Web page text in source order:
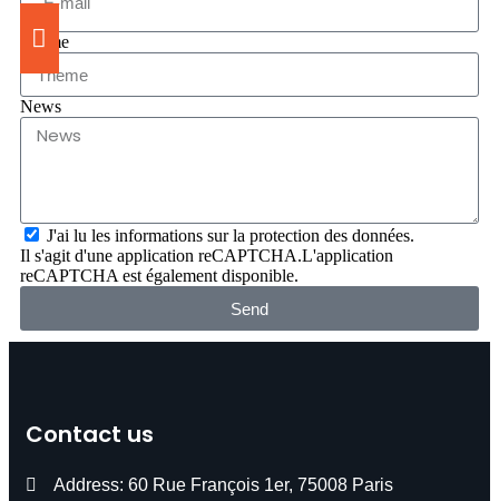
Theme
News
J'ai lu les informations sur la protection des données.
Il s'agit d'une application reCAPTCHA.L'application
reCAPTCHA est également disponible.
Send
Contact us
Address: 60 Rue François 1er, 75008 Paris